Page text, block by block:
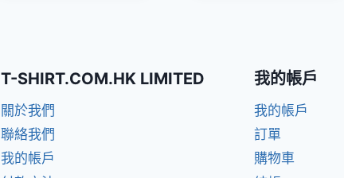
T-SHIRT.COM.HK LIMITED
關於我們
聯絡我們
我的帳戶
我的帳戶
我的帳戶
訂單
購物車